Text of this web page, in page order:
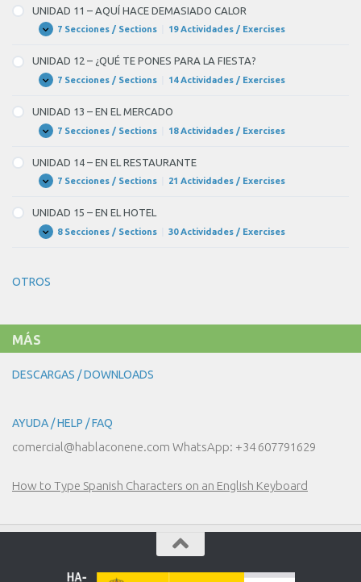
–
¡NO
TENEMOS
ASISTENTA!
UNIDAD 11 – AQUÍ HACE DEMASIADO CALOR
Expandir
UNIDAD
–
AQUÍ
HACE
DEMASIADO
7 Secciones / Sections 19 Actividades / Exercises
UNIDAD 12 – ¿QUÉ TE PONES PARA LA FIESTA?
Expandir
UNIDAD
–
¿QUÉ
TE
PONES
LA
FIESTA?
7 Secciones / Sections 14 Actividades / Exercises
UNIDAD 13 – EN EL MERCADO
Expandir
UNIDAD
–
EN
EL
MERCADO
7 Secciones / Sections 18 Actividades / Exercises
UNIDAD 14 – EN EL RESTAURANTE
Expandir
UNIDAD
–
EN
EL
RESTAURANTE
7 Secciones / Sections 21 Actividades / Exercises
UNIDAD 15 – EN EL HOTEL
Expandir
UNIDAD
EL
8 Secciones / Sections 30 Actividades / Exercises
OTROS
MÁS
DESCARGAS / DOWNLOADS
AYUDA / HELP / FAQ
comercial@hablaconene.com WhatsApp: +34 607791629
How to Type Spanish Characters on an English Keyboard